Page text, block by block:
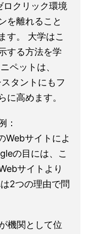
クリック環境
を離れること
す。 大学はこ
する方法を学
ペットは、
タントにもフ
に高めます。
：
Webサイトによ
の目には、こ
サイトより
2つの理由で問
機関として位